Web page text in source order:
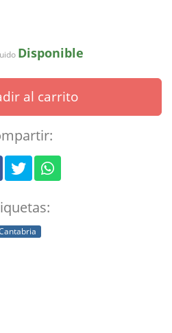
Disponible
al carrito